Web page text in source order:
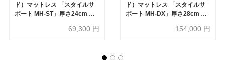
ド）マットレス 「スタイルサ
ポート MH-ST」厚さ24cm 高
69,300 円
ド）マットレス 「スタイルサ
ポート MH-DX」厚さ28cm 高
154,000 円